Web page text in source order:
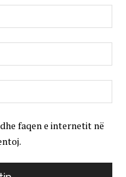
faqen e internetit në